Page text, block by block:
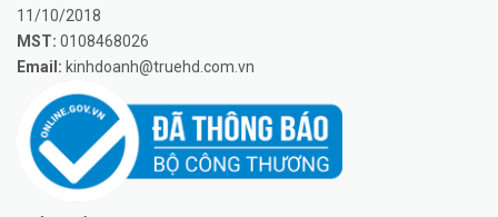
11/10/2018
MST: 0108468026
Email: kinhdoanh@truehd.com.vn